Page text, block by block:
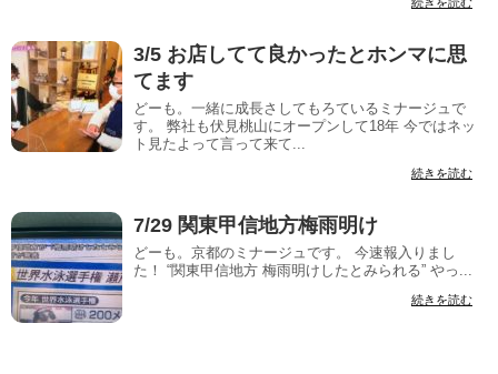
3/5 お店してて良かったとホンマに思
てます
どーも。一緒に成長さしてもろているミナージュで
す。 弊社も伏見桃山にオープンして18年 今ではネッ
ト見たよって言って来て...
続きを読む
7/29 関東甲信地方梅雨明け
どーも。京都のミナージュです。 今速報入りまし
た！ “関東甲信地方 梅雨明けしたとみられる” やっ...
続きを読む